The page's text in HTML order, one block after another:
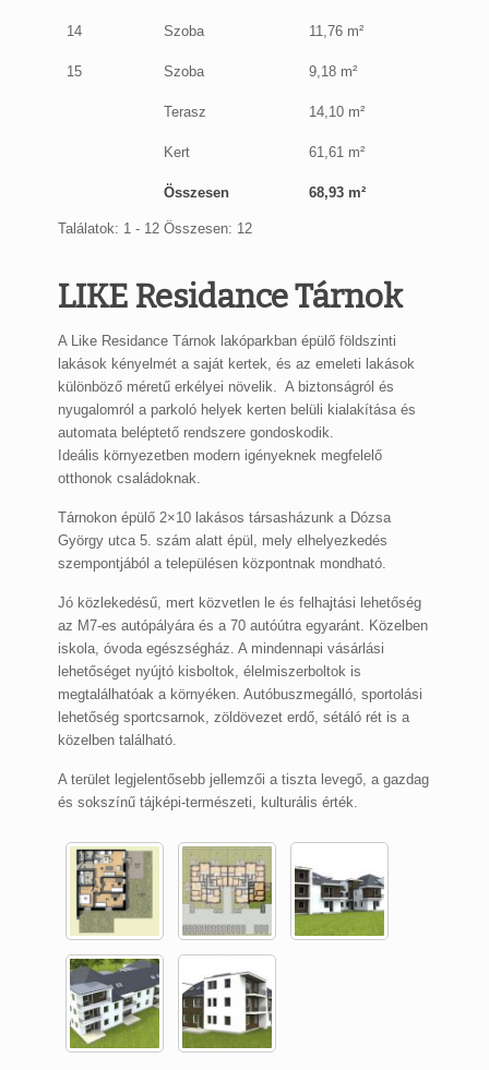
14 Szoba 11,76 m²
15 Szoba 9,18 m²
Terasz 14,10 m²
Kert 61,61 m²
Összesen 68,93 m²
Találatok: 1 - 12 Összesen: 12
LIKE Residance Tárnok
A Like Residance Tárnok lakóparkban épülő földszinti
lakások kényelmét a saját kertek, és az emeleti lakások
különböző méretű erkélyei növelik. A biztonságról és
nyugalomról a parkoló helyek kerten belüli kialakítása és
automata beléptető rendszere gondoskodik.
Ideális környezetben modern igényeknek megfelelő
otthonok családoknak.
Tárnokon épülő 2×10 lakásos társasházunk a Dózsa
György utca 5. szám alatt épül, mely elhelyezkedés
szempontjából a településen központnak mondható.
Jó közlekedésű, mert közvetlen le és felhajtási lehetőség
az M7-es autópályára és a 70 autóútra egyaránt. Közelben
iskola, óvoda egészségház. A mindennapi vásárlási
lehetőséget nyújtó kisboltok, élelmiszerboltok is
megtalálhatóak a környéken. Autóbuszmegálló, sportolási
lehetőség sportcsarnok, zöldövezet erdő, sétáló rét is a
közelben található.
A terület legjelentősebb jellemzői a tiszta levegő, a gazdag
és sokszínű tájképi-természeti, kulturális érték.